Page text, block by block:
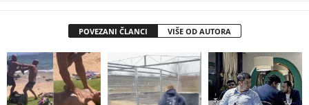
POVEZANI ČLANCI VIŠE OD AUTORA